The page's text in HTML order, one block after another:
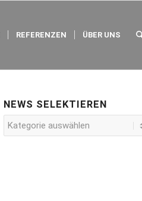
REFERENZEN ÜBER UNS
NEWS SELEKTIEREN
News
selektieren